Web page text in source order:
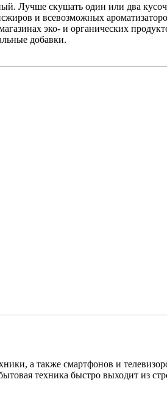
Лучше скушать один или два
и всевозможных
эко- и органических
добавки.
а также смартфонов и
техника быстро выходит из